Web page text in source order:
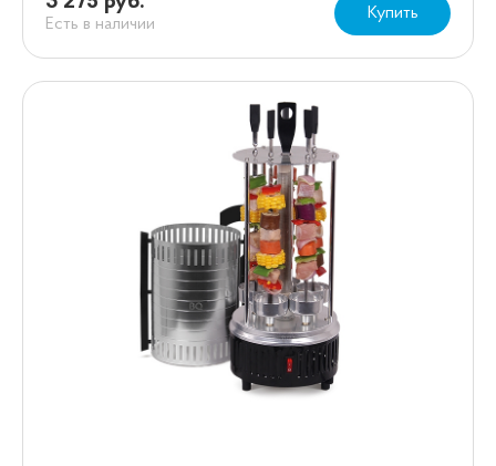
Есть в наличии
Купить